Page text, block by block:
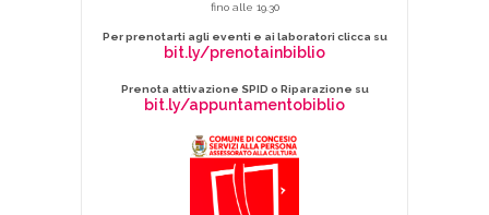
fino alle 19.30
Per prenotarti agli eventi e ai laboratori clicca su
bit.ly/prenotainbiblio
Prenota attivazione SPID o Riparazione su
bit.ly/appuntamentobiblio